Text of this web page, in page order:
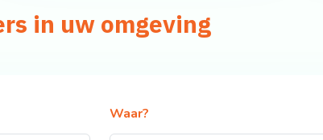
in uw omgeving
Waar?